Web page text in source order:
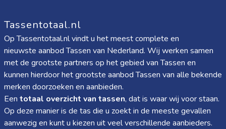
Tassentotaal.nl
Op Tassentotaal.nl vindt u het meest complete en
nieuwste aanbod Tassen van Nederland. Wij werken samen
met de grootste partners op het gebied van Tassen en
kunnen hierdoor het grootste aanbod Tassen van alle bekende
merken doorzoeken en aanbieden.
Een totaal overzicht van tassen, dat is waar wij voor staan.
Op deze manier is de tas die u zoekt in de meeste gevallen
aanwezig en kunt u kiezen uit veel verschillende aanbieders.